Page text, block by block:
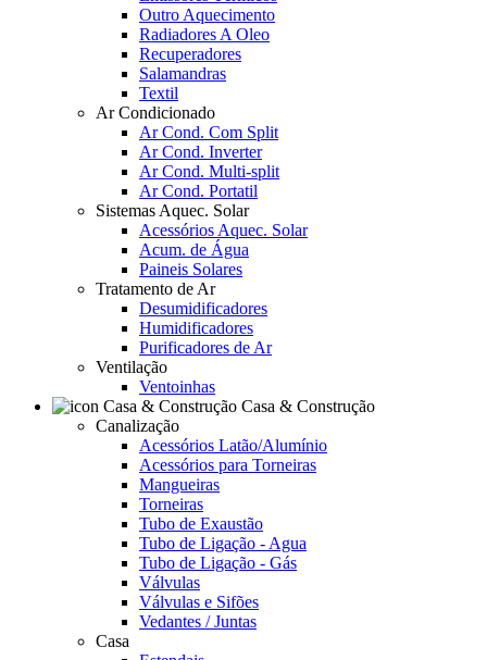
Outro Aquecimento
Radiadores A Oleo
Recuperadores
Salamandras
Textil
Ar Condicionado
Ar Cond. Com Split
Ar Cond. Inverter
Ar Cond. Multi-split
Ar Cond. Portatil
Sistemas Aquec. Solar
Acessórios Aquec. Solar
Acum. de Água
Paineis Solares
Tratamento de Ar
Desumidificadores
Humidificadores
Purificadores de Ar
Ventilação
Ventoinhas
Casa & Construção
Canalização
Acessórios Latão/Alumínio
Acessórios para Torneiras
Mangueiras
Torneiras
Tubo de Exaustão
Tubo de Ligação - Agua
Tubo de Ligação - Gás
Válvulas
Válvulas e Sifões
Vedantes / Juntas
Casa